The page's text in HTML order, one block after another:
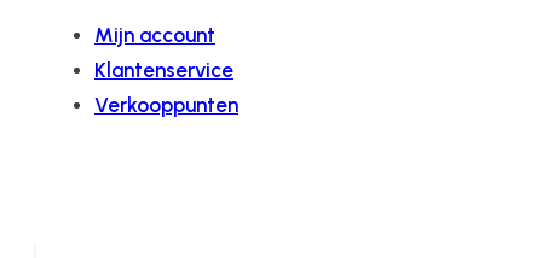
Mijn account
Klantenservice
Verkooppunten